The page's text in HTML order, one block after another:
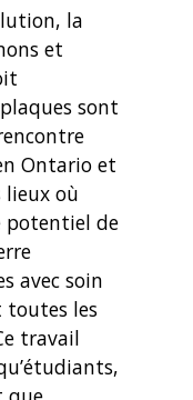
la
et
sont
Ontario et
lieux où
potentiel de
avec soin
toutes les
travail